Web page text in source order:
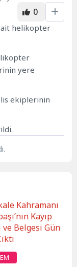
0
ait helikopter
yere
ekiplerinin